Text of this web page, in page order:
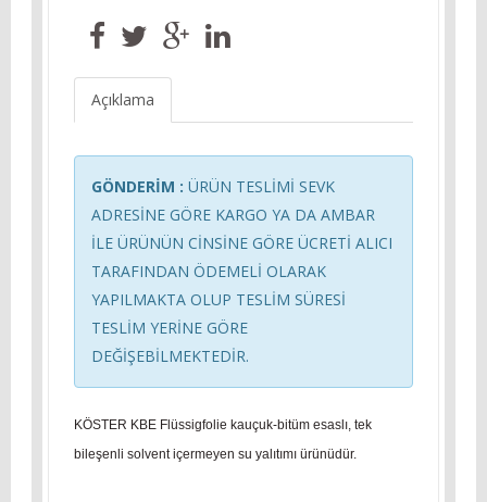
Açıklama
GÖNDERİM : ÜRÜN TESLİMİ SEVK
ADRESİNE GÖRE KARGO YA DA AMBAR
İLE ÜRÜNÜN CİNSİNE GÖRE ÜCRETİ ALICI
TARAFINDAN ÖDEMELİ OLARAK
YAPILMAKTA OLUP TESLİM SÜRESİ
TESLİM YERİNE GÖRE
DEĞİŞEBİLMEKTEDİR.
KÖSTER KBE Flüssigfolie kauçuk-bitüm esaslı, tek
bileşenli solvent içermeyen su yalıtımı ürünüdür.